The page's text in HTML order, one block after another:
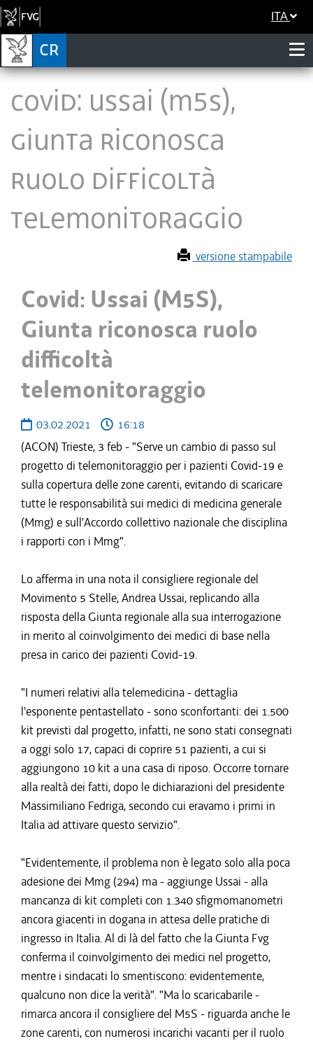
ITA
Covid: Ussai (M5S),
Giunta riconosca
ruolo difficoltà
telemonitoraggio
versione stampabile
Covid: Ussai (M5S),
Giunta riconosca ruolo
difficoltà
telemonitoraggio
03.02.2021
16:18
(ACON) Trieste, 3 feb - "Serve un cambio di passo sul
progetto di telemonitoraggio per i pazienti Covid-19 e
sulla copertura delle zone carenti, evitando di scaricare
tutte le responsabilità sui medici di medicina generale
(Mmg) e sull'Accordo collettivo nazionale che disciplina
i rapporti con i Mmg".
Lo afferma in una nota il consigliere regionale del
Movimento 5 Stelle, Andrea Ussai, replicando alla
risposta della Giunta regionale alla sua interrogazione
in merito al coinvolgimento dei medici di base nella
presa in carico dei pazienti Covid-19.
"I numeri relativi alla telemedicina - dettaglia
l'esponente pentastellato - sono sconfortanti: dei 1.500
kit previsti dal progetto, infatti, ne sono stati consegnati
a oggi solo 17, capaci di coprire 51 pazienti, a cui si
aggiungono 10 kit a una casa di riposo. Occorre tornare
alla realtà dei fatti, dopo le dichiarazioni del presidente
Massimiliano Fedriga, secondo cui eravamo i primi in
Italia ad attivare questo servizio".
"Evidentemente, il problema non è legato solo alla poca
adesione dei Mmg (294) ma - aggiunge Ussai - alla
mancanza di kit completi con 1.340 sfigmomanometri
ancora giacenti in dogana in attesa delle pratiche di
ingresso in Italia. Al di là del fatto che la Giunta Fvg
conferma il coinvolgimento dei medici nel progetto,
mentre i sindacati lo smentiscono: evidentemente,
qualcuno non dice la verità". "Ma lo scaricabarile -
rimarca ancora il consigliere del M5S - riguarda anche le
zone carenti, con numerosi incarichi vacanti per il ruolo